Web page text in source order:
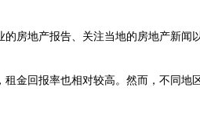
地产报告、关注当地的房地产新闻
回报率也相对较高。然而，不同地